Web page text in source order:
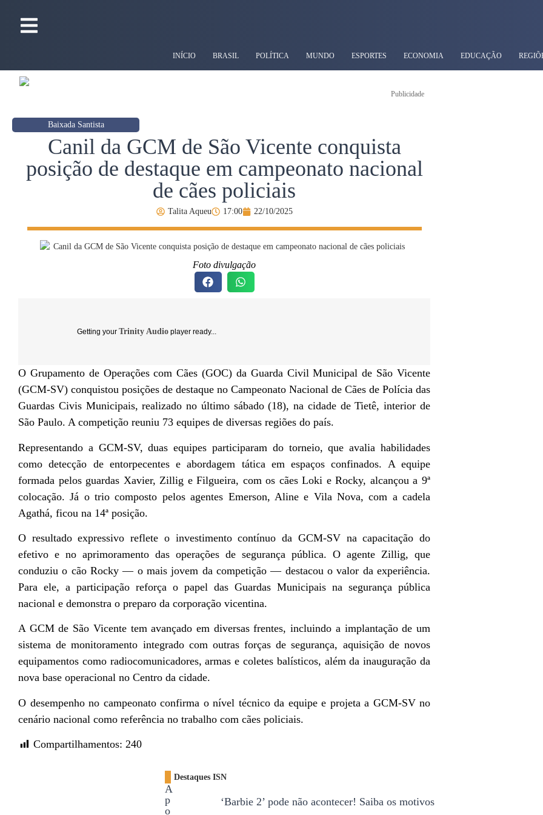
INÍCIO BRASIL POLÍTICA MUNDO ESPORTES ECONOMIA EDUCAÇÃO
Publicidade
Baixada Santista
Canil da GCM de São Vicente conquista
posição de destaque em campeonato nacional
de cães policiais
Talita Aqueu 17:00 22/10/2025
Foto divulgação
Getting your Trinity Audio player ready...
O Grupamento de Operações com Cães (GOC) da Guarda Civil Municipal de São Vicente
(GCM-SV) conquistou posições de destaque no Campeonato Nacional de Cães de Polícia das
Guardas Civis Municipais, realizado no último sábado (18), na cidade de Tietê, interior de
São Paulo. A competição reuniu 73 equipes de diversas regiões do país.
Representando a GCM-SV, duas equipes participaram do torneio, que avalia habilidades
como detecção de entorpecentes e abordagem tática em espaços confinados. A equipe
formada pelos guardas Xavier, Zillig e Filgueira, com os cães Loki e Rocky, alcançou a 9ª
colocação. Já o trio composto pelos agentes Emerson, Aline e Vila Nova, com a cadela
Agathá, ficou na 14ª posição.
O resultado expressivo reflete o investimento contínuo da GCM-SV na capacitação do
efetivo e no aprimoramento das operações de segurança pública. O agente Zillig, que
conduziu o cão Rocky — o mais jovem da competição — destacou o valor da experiência.
Para ele, a participação reforça o papel das Guardas Municipais na segurança pública
nacional e demonstra o preparo da corporação vicentina.
A GCM de São Vicente tem avançado em diversas frentes, incluindo a implantação de um
sistema de monitoramento integrado com outras forças de segurança, aquisição de novos
equipamentos como radiocomunicadores, armas e coletes balísticos, além da inauguração da
nova base operacional no Centro da cidade.
O desempenho no campeonato confirma o nível técnico da equipe e projeta a GCM-SV no
cenário nacional como referência no trabalho com cães policiais.
Compartilhamentos: 240
Destaques ISN
A
p
o
‘Barbie 2’ pode não acontecer! Saiba os motivos